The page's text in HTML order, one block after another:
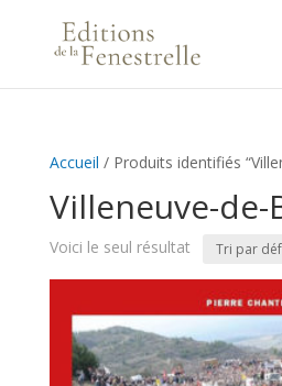
Accueil / Produits identifiés
Villeneuve-de-
Voici le seul résultat